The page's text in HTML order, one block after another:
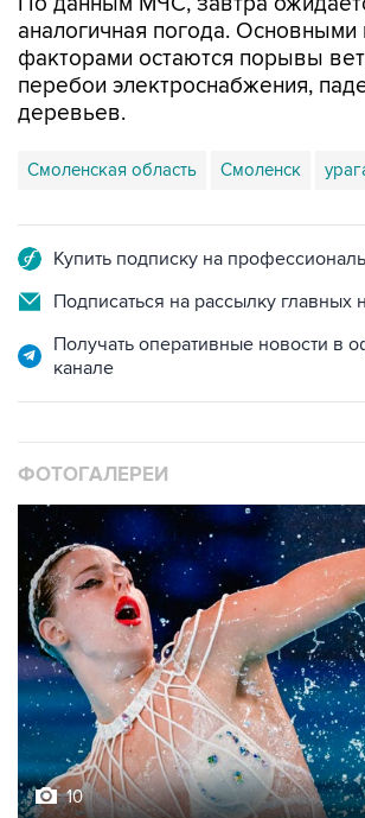
аналогичная погода. Основными
факторами остаются порывы
перебои электроснабжения,
деревьев.
Смоленская область Смоленск
Купить подписку на
Подписаться на рассылку главных
Получать оперативные новости в
канале
ФОТОГАЛЕРЕИ
10